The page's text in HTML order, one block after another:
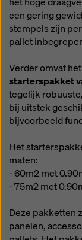
een gering
stempels zijn
pallet
Verder omvat
starterspakket
tegelijk
bij uitstek
bijvoorbeeld
Het
maten:
- 60m2 met
- 75m2 met
Deze pakketten
panelen,